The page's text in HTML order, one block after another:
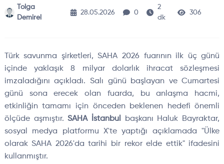
Tolga
Demirel
28.05.2026 0
2
dk
306
Türk savunma şirketleri, SAHA 2026 fuarının ilk üç günü
içinde yaklaşık 8 milyar dolarlık ihracat sözleşmesi
imzaladığını açıkladı. Salı günü başlayan ve Cumartesi
günü sona erecek olan fuarda, bu anlaşma hacmi,
etkinliğin tamamı için önceden beklenen hedefi önemli
ölçüde aşmıştır.SAHA İstanbul
başkanı Haluk Bayraktar,
sosyal medya platformu X'te yaptığı açıklamada "Ülke
olarak SAHA 2026'da tarihi bir rekor elde ettik" ifadesini
kullanmıştır.